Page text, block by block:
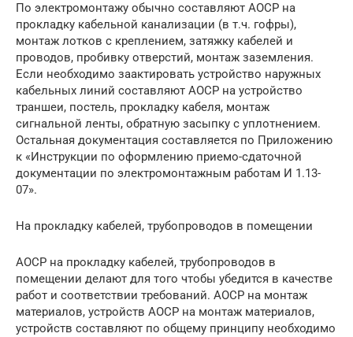
По электромонтажу обычно составляют АОСР на
прокладку кабельной канализации (в т.ч. гофры),
монтаж лотков с креплением, затяжку кабелей и
проводов, пробивку отверстий, монтаж заземления.
Если необходимо заактировать устройство наружных
кабельных линий составляют АОСР на устройство
траншеи, постель, прокладку кабеля, монтаж
сигнальной ленты, обратную засыпку с уплотнением.
Остальная документация составляется по Приложению
к «Инструкции по оформлению приемо-сдаточной
документации по электромонтажным работам И 1.13-
07».
На прокладку кабелей, трубопроводов в помещении
АОСР на прокладку кабелей, трубопроводов в
помещении делают для того чтобы убедится в качестве
работ и соответствии требований. АОСР на монтаж
материалов, устройств АОСР на монтаж материалов,
устройств составляют по общему принципу необходимо